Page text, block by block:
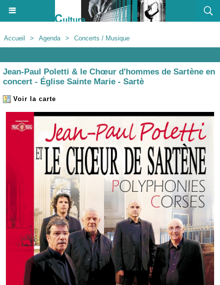
Accueil > Agenda > Concerts / Musique
Jean-Paul Poletti & le Chœur d'hommes de Sartène en
concert - Église Sainte Marie - Sartè
Voir la carte